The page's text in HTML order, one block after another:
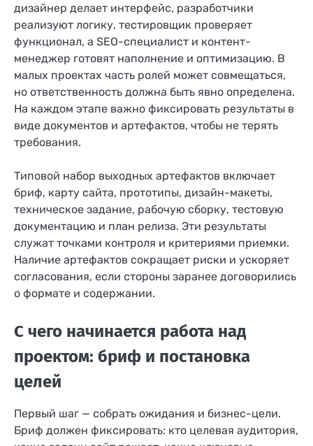
дизайнер делает интерфейс, разработчики
реализуют логику, тестировщик проверяет
функционал, а SEO-специалист и контент-
менеджер готовят наполнение и оптимизацию. В
малых проектах часть ролей может совмещаться,
но ответственность должна быть явно определена.
На каждом этапе важно фиксировать результаты в
виде документов и артефактов, чтобы не терять
требования.
Типовой набор выходных артефактов включает
бриф, карту сайта, прототипы, дизайн-макеты,
техническое задание, рабочую сборку, тестовую
документацию и план релиза. Эти результаты
служат точками контроля и критериями приемки.
Наличие артефактов сокращает риски и ускоряет
согласования, если стороны заранее договорились
о формате и содержании.
С чего начинается работа над
проектом: бриф и постановка
целей
Первый шаг — собрать ожидания и бизнес-цели.
Бриф должен фиксировать: кто целевая аудитория,